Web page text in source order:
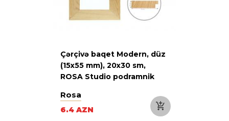
Çərçivə baqet Modern, düz
(15x55 mm), 20x30 sm,
ROSA Studio podramnik
Rosa
6.4 AZN